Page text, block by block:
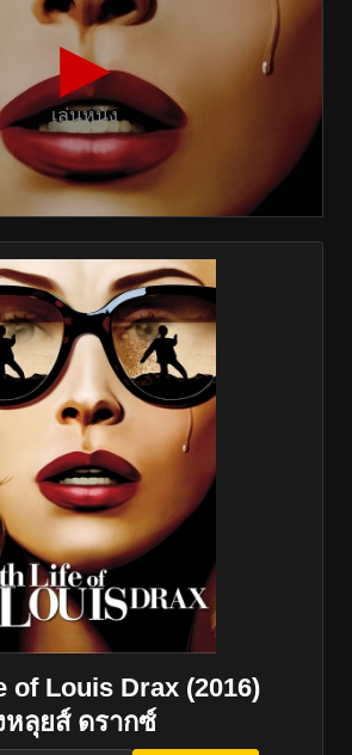
▶
เล่นหนัง
of Louis Drax (2016)
ลุยส์ ดรากซ์